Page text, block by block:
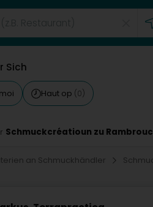
Sich
Haut op (0)
Schmuckcréatioun zu
an Schmuckhändler